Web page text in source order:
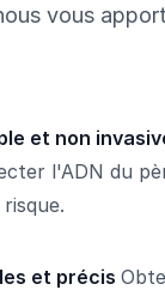
vous
et non
l'ADN du
et précis